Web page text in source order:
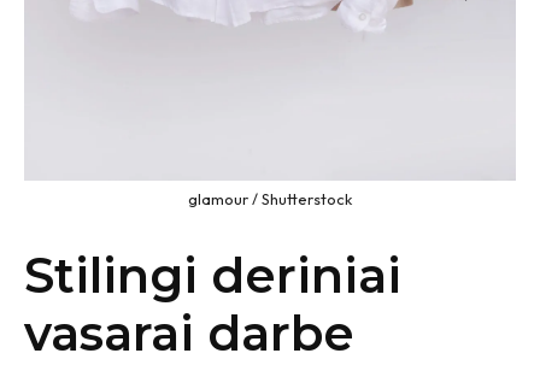
glamour / Shutterstock
Stilingi deriniai
vasarai darbe